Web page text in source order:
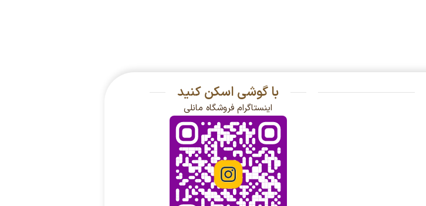
با گوشی اسکن کنید
اینستاگرام فروشگاه مانلی